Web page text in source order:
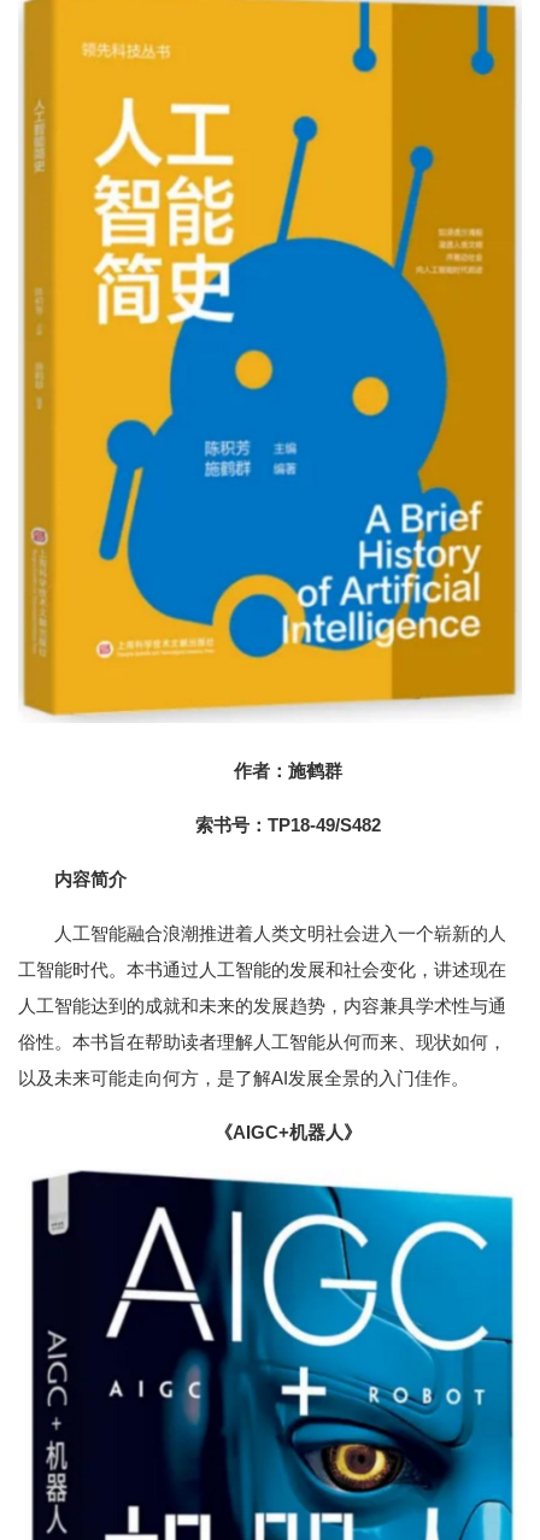
作者：施鹤群
索书号：TP18-49/S482
内容简介
人工智能融合浪潮推进着人类文明社会进入一个崭新的人
工智能时代。本书通过人工智能的发展和社会变化，讲述现在
人工智能达到的成就和未来的发展趋势，内容兼具学术性与通
俗性。本书旨在帮助读者理解人工智能从何而来、现状如何，
以及未来可能走向何方，是了解AI发展全景的入门佳作。
《AIGC+机器人》